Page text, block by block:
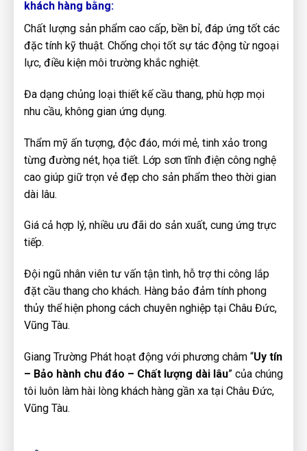
khách hàng bằng:
Chất lượng sản phẩm cao cấp, bền bỉ, đáp ứng tốt các
đặc tính kỹ thuật. Chống chọi tốt sự tác động từ ngoại
lực, điều kiện môi trường khắc nghiệt.
Đa dạng chủng loại thiết kế cầu thang, phù hợp mọi
nhu cầu, không gian ứng dụng.
Thẩm mỹ ấn tượng, độc đáo, mới mẻ, tinh xảo trong
từng đường nét, họa tiết. Lớp sơn tĩnh điện công nghệ
cao giúp giữ trọn vẻ đẹp cho sản phẩm theo thời gian
dài lâu.
Giá cả hợp lý, nhiều ưu đãi do sản xuất, cung ứng trực
tiếp.
Đội ngũ nhân viên tư vấn tận tình, hỗ trợ thi công lắp
đặt cầu thang cho khách. Hàng bảo đảm tính phong
thủy thể hiện phong cách chuyên nghiệp tại Châu Đức,
Vũng Tàu.
Giang Trường Phát hoạt động với phương châm “Uy tín
– Bảo hành chu đáo – Chất lượng dài lâu” của chúng
tôi luôn làm hài lòng khách hàng gần xa tại Châu Đức,
Vũng Tàu.